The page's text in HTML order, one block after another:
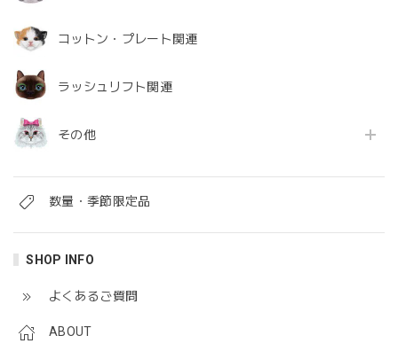
コットン・プレート関連
ラッシュリフト関連
その他
数量・季節限定品
SHOP INFO
よくあるご質問
ABOUT